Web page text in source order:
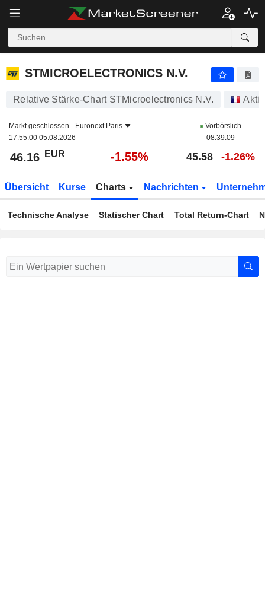
STMICROELECTRONICS N.V.
STMICROELECTRONICS N.V.
Relative Stärke-Chart STMicroelectronics N.V.
Markt geschlossen - Euronext Paris
17:55:00 05.08.2026
Vorbörslich
08:39:09
46.16 EUR -1.55% 45.58 -1.26%
Übersicht Kurse Charts Nachrichten
Technische Analyse Statischer Chart Total Return-Chart